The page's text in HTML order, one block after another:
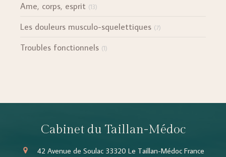
Ame, corps, esprit (13)
Les douleurs musculo-squelettiques (7)
Troubles fonctionnels (1)
Cabinet du Taillan-Médoc
42 Avenue de Soulac 33320 Le Taillan-Médoc France